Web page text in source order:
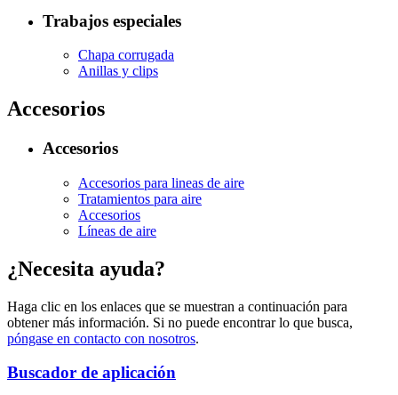
Trabajos especiales
Chapa corrugada
Anillas y clips
Accesorios
Accesorios
Accesorios para lineas de aire
Tratamientos para aire
Accesorios
Líneas de aire
¿Necesita ayuda?
Haga clic en los enlaces que se muestran a continuación para
obtener más información. Si no puede encontrar lo que busca,
póngase en contacto con nosotros.
Buscador de aplicación